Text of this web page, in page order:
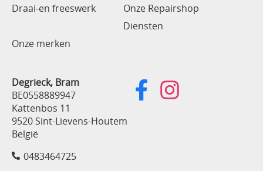
Draai-en freeswerk
Onze Repairshop
Diensten
Onze merken
Degrieck, Bram
BE0558889947
Kattenbos 11
9520 Sint-Lievens-Houtem
België
0483464725